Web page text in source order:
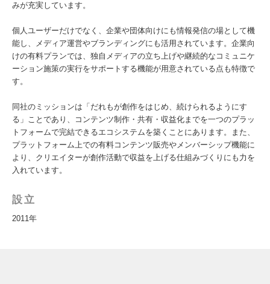
みが充実しています。
個人ユーザーだけでなく、企業や団体向けにも情報発信の場として機
能し、メディア運営やブランディングにも活用されています。企業向
けの有料プランでは、独自メディアの立ち上げや継続的なコミュニケ
ーション施策の実行をサポートする機能が用意されている点も特徴で
す。
同社のミッションは「だれもが創作をはじめ、続けられるようにす
る」ことであり、コンテンツ制作・共有・収益化までを一つのプラッ
トフォームで完結できるエコシステムを築くことにあります。また、
プラットフォーム上での有料コンテンツ販売やメンバーシップ機能に
より、クリエイターが創作活動で収益を上げる仕組みづくりにも力を
入れています。
設立
2011年